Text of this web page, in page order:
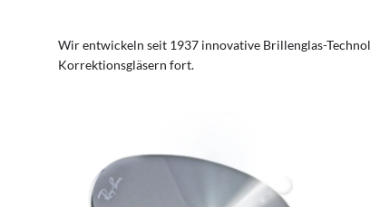
Wir entwickeln seit 1937 innovative Brillenglas-
Korrektionsgläsern fort.